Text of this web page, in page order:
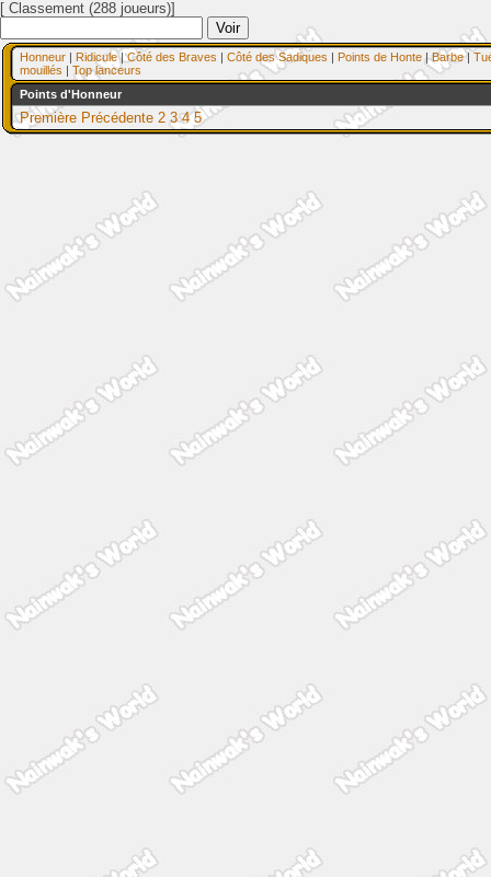
[ Classement (288 joueurs)]
Honneur | Ridicule|Côté des Braves | Côté des Sadiques | Points de Honte |Barbe|
mouillés | Top lanceurs
Points d'Honneur
Première Précédente 2 3 4 5